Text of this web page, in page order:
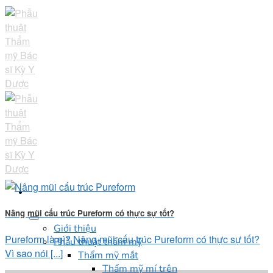
Skip
to
content
Giới thiệu
Phẫu thuật thẩm mỹ
Thẩm mỹ mắt
Thẩm mỹ mí trên
Nâng mũi cấu trúc Pureform có thực sự tốt?
Pureform là gì? Nâng mũi cấu trúc Pureform có thực sự tốt?
Vì sao nói [...]